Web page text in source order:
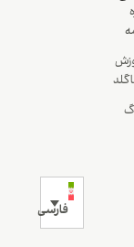
فارسی